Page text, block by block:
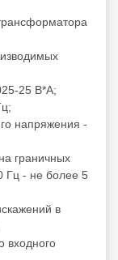
25 В*А;
напряжения -
граничных
Гц - не более 5
в
входного